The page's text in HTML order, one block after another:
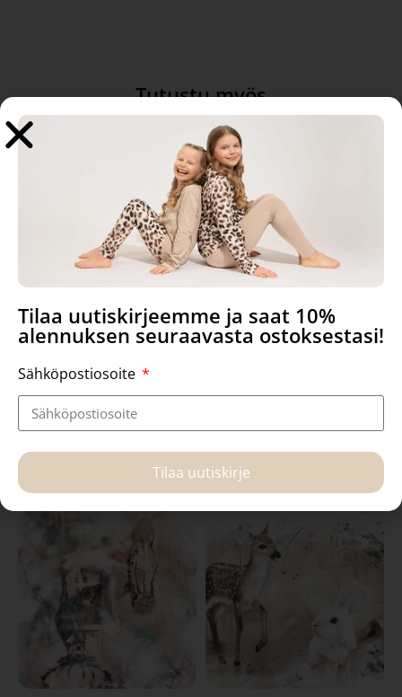
Tutustu myös
Talvimetsä, taidejuliste Tutu, taidejuliste
Tilaa uutiskirjeemme ja saat 10%
alennuksen seuraavasta ostoksestasi!
Sähköpostiosoite
Tilaa uutiskirje